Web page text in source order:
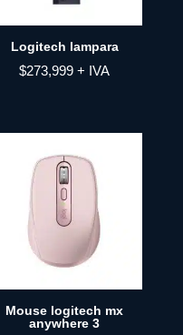
Logitech lampara
$273,999 + IVA
Mouse logitech mx
anywhere 3